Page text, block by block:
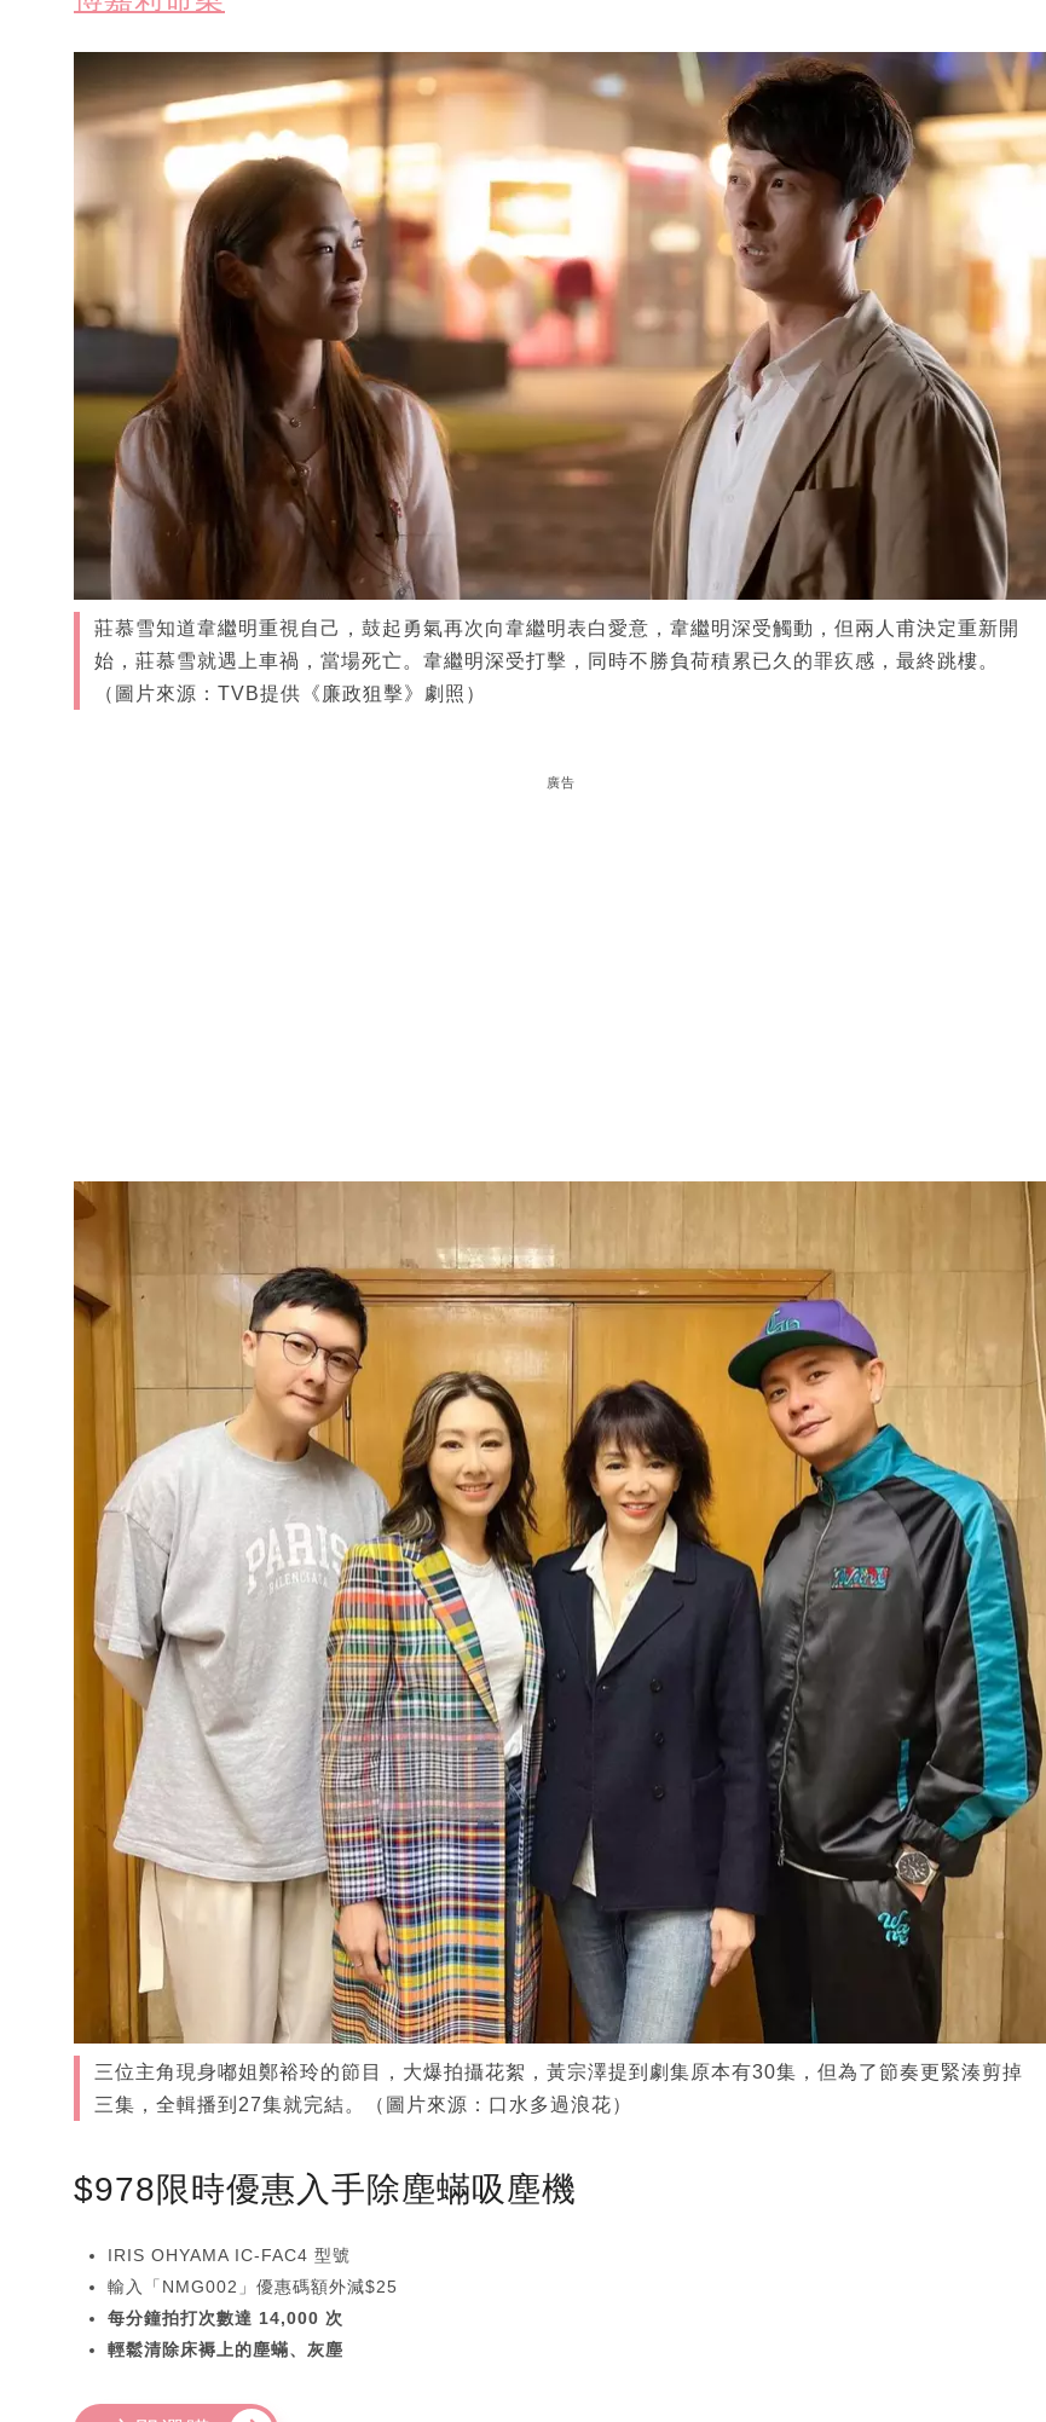
莊慕雪知道韋繼明重視自己，鼓起勇氣再次向韋繼明表白愛意，韋繼明深受觸動，但兩人甫決定重新開
始，莊慕雪就遇上車禍，當場死亡。韋繼明深受打擊，同時不勝負荷積累已久的罪疚感，最終跳樓。
（圖片來源：TVB提供《廉政狙擊》劇照）
廣告
三位主角現身嘟姐鄭裕玲的節目，大爆拍攝花絮，黃宗澤提到劇集原本有30集，但為了節奏更緊湊剪掉
三集，全輯播到27集就完結。（圖片來源：口水多過浪花）
$978限時優惠入手除塵蟎吸塵機
IRIS OHYAMA IC-FAC4 型號
輸入「NMG002」優惠碼額外減$25
每分鐘拍打次數達 14,000 次
輕鬆清除床褥上的塵蟎、灰塵